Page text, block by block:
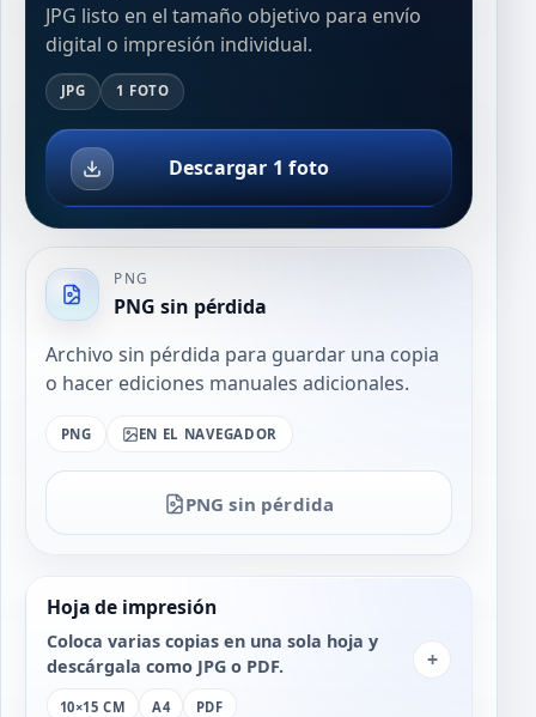
JPG listo en el tamaño objetivo para envío
digital o impresión individual.
JPG 1 FOTO
Descargar 1 foto
PNG
PNG sin pérdida
Archivo sin pérdida para guardar una copia
o hacer ediciones manuales adicionales.
PNG EN EL NAVEGADOR
PNG sin pérdida
Hoja de impresión
Coloca varias copias en una sola hoja y
descárgala como JPG o PDF.
10×15 CM A4 PDF
+